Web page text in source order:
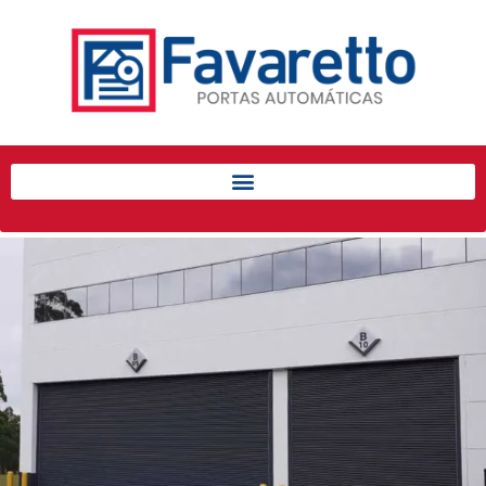
Início
Produtos
Automatizadores
Acessórios Para Portas de
Enrolar
Pintura eletrostática
Portfólio
Contato